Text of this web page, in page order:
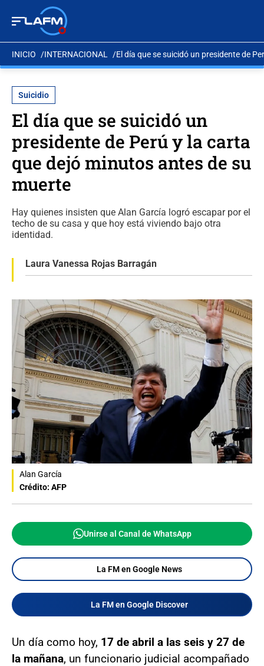
INICIO INTERNACIONAL El día que se suicidó un presidente de
Suicidio
El día que se suicidó un
presidente de Perú y la carta
que dejó minutos antes de su
muerte
Hay quienes insisten que Alan García logró escapar por el
techo de su casa y que hoy está viviendo bajo otra
identidad.
Laura Vanessa Rojas Barragán
Alan García
Crédito: AFP
Unirse al Canal de WhatsApp
La FM en Google News
La FM en Google Discover
Un día como hoy, 17 de abril a las seis y 27 de
la mañana, un funcionario judicial acompañado